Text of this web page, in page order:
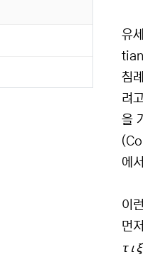
유
침
려
을
에
이
먼